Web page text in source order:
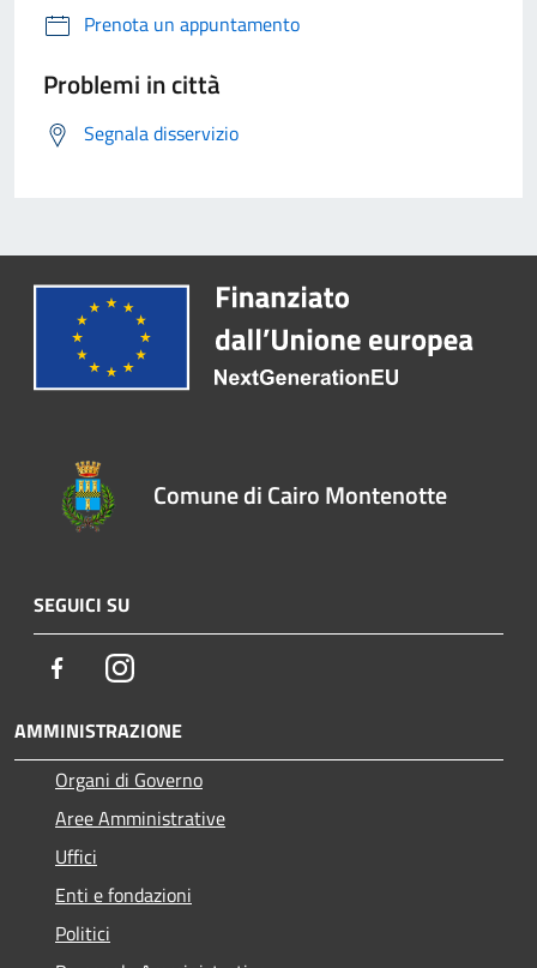
Prenota un appuntamento
Problemi in città
Segnala disservizio
Comune di Cairo Montenotte
SEGUICI SU
FacebookInstagram
AMMINISTRAZIONE
Organi di Governo
Aree Amministrative
Uffici
Enti e fondazioni
Politici